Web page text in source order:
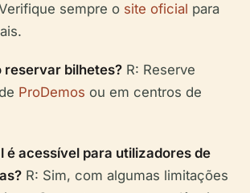
sempre o site oficial para
reservar bilhetes? R: Reserve
ProDemos ou em centros de
é acessível para utilizadores de
R: Sim, com algumas limitações